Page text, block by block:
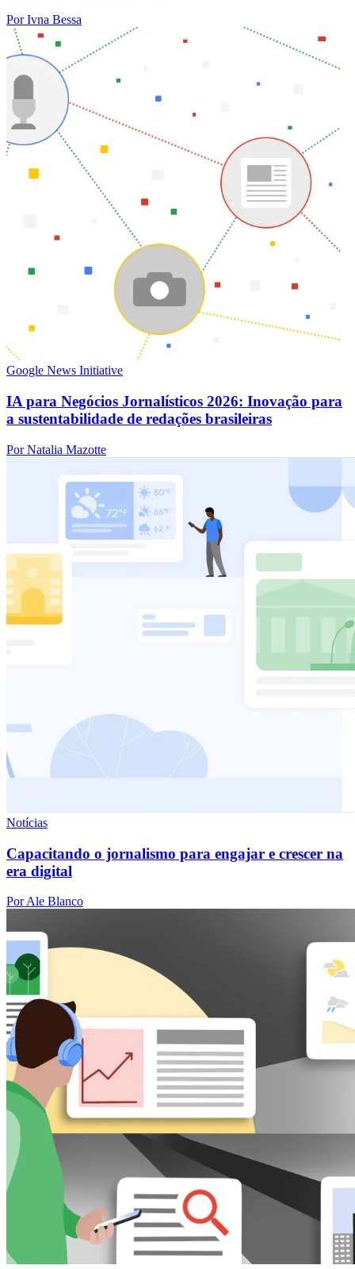
Por Ivna Bessa
Google News Initiative
IA para Negócios Jornalísticos 2026: Inovação para
a sustentabilidade de redações brasileiras
Por Natalia Mazotte
Notícias
Capacitando o jornalismo para engajar e crescer na
era digital
Por Ale Blanco